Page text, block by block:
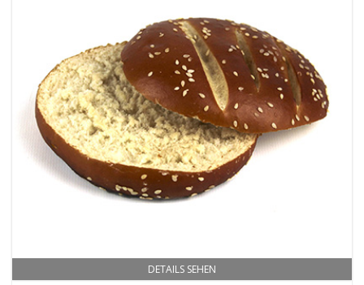
DETAILS SEHEN